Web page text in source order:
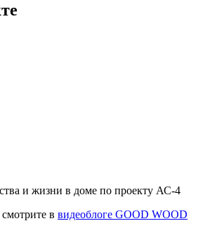
и жизни в доме по проекту АС-4
в видеоблоге GOOD WOOD